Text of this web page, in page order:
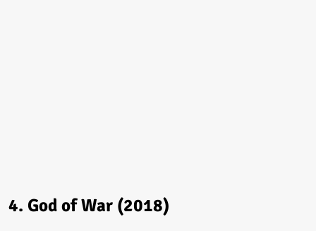
4. God of War (2018)